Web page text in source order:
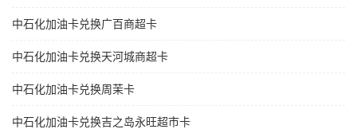
中石化加油卡兑换广百商超卡
中石化加油卡兑换天河城商超卡
中石化加油卡兑换周茉卡
中石化加油卡兑换吉之岛永旺超市卡